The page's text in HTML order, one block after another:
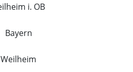
i. OB
Bayern
Weilheim